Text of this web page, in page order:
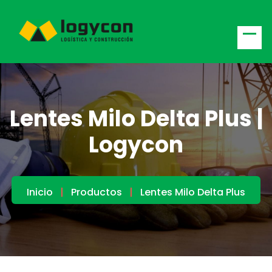
Lentes Milo Delta Plus |
Logycon
Inicio Productos Lentes Milo Delta Plus